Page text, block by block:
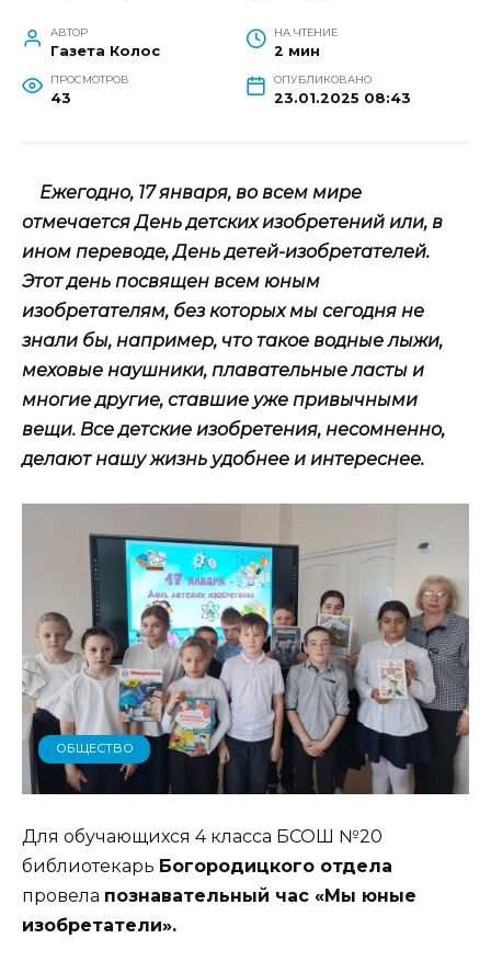
АВТОР
Газета Колос
НА ЧТЕНИЕ
2 мин
ПРОСМОТРОВ
43
ОПУБЛИКОВАНО
23.01.2025 08:43
Ежегодно, 17 января, во всем мире
отмечается День детских изобретений или, в
ином переводе, День детей-изобретателей.
Этот день посвящен всем юным
изобретателям, без которых мы сегодня не
знали бы, например, что такое водные лыжи,
меховые наушники, плавательные ласты и
многие другие, ставшие уже привычными
вещи. Все детские изобретения, несомненно,
делают нашу жизнь удобнее и интереснее.
ОБЩЕСТВО
Для обучающихся 4 класса БСОШ №20
библиотекарь Богородицкого отдела
провела познавательный час «Мы юные
изобретатели».